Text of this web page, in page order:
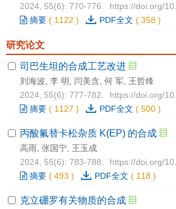
2024, 55(6): 770-776.
https://doi.org/
摘要 ( 1122 ) PDF全文 ( 358 )
研究论文
司巴生坦的合成工艺改进
刘海波, 李 明, 闫美含, 何 军, 王哲烽
2024, 55(6): 777-782.
https://doi.org/
摘要 ( 1127 ) PDF全文 ( 500 )
丙酸氟替卡松杂质 K(EP) 的合成
高雨, 张国宁, 王玉成
2024, 55(6): 783-788.
https://doi.org/
摘要 ( 493 ) PDF全文 ( 118 )
克立硼罗有关物质的合成